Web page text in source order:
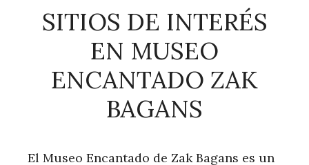
SITIOS DE INTERÉS
EN MUSEO
ENCANTADO ZAK
BAGANS
El Museo Encantado de Zak Bagans es un